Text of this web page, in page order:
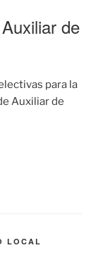
de
para la
Auxiliar de
LOCAL